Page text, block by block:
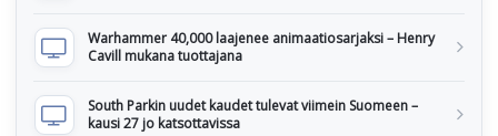
Warhammer 40,000 laajenee animaatiosarjaksi – Henry
Cavill mukana tuottajana
South Parkin uudet kaudet tulevat viimein Suomeen –
kausi 27 jo katsottavissa